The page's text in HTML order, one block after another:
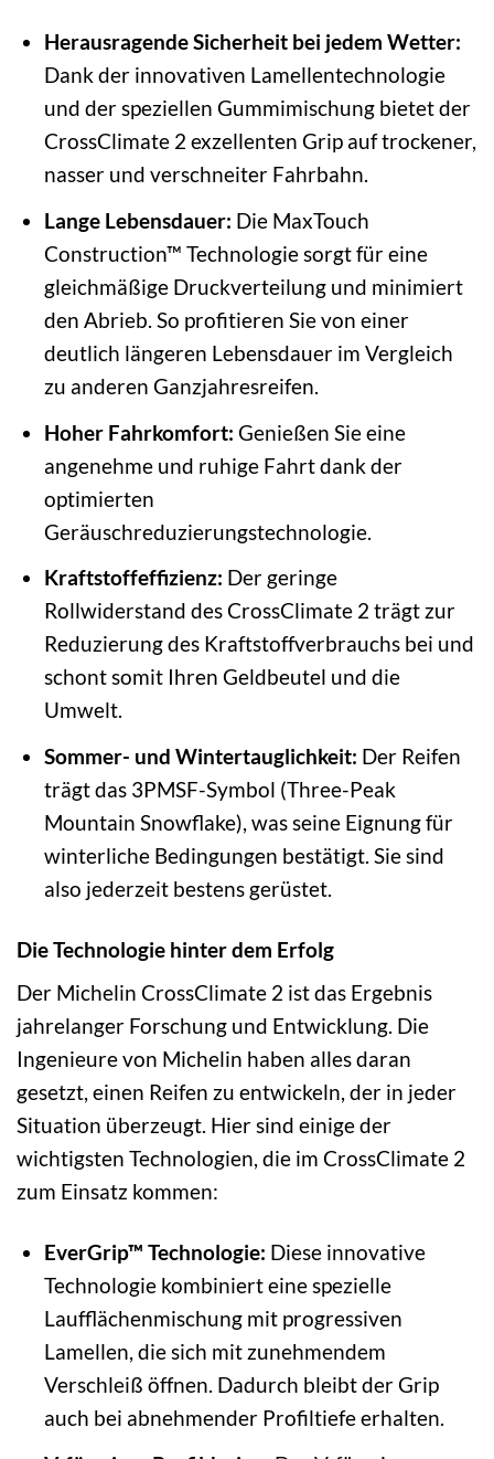
Herausragende Sicherheit bei jedem Wetter:
Dank der innovativen Lamellentechnologie
und der speziellen Gummimischung bietet der
CrossClimate 2 exzellenten Grip auf trockener,
nasser und verschneiter Fahrbahn.
Lange Lebensdauer: Die MaxTouch
Construction™ Technologie sorgt für eine
gleichmäßige Druckverteilung und minimiert
den Abrieb. So profitieren Sie von einer
deutlich längeren Lebensdauer im Vergleich
zu anderen Ganzjahresreifen.
Hoher Fahrkomfort: Genießen Sie eine
angenehme und ruhige Fahrt dank der
optimierten
Geräuschreduzierungstechnologie.
Kraftstoffeffizienz: Der geringe
Rollwiderstand des CrossClimate 2 trägt zur
Reduzierung des Kraftstoffverbrauchs bei und
schont somit Ihren Geldbeutel und die
Umwelt.
Sommer- und Wintertauglichkeit: Der Reifen
trägt das 3PMSF-Symbol (Three-Peak
Mountain Snowflake), was seine Eignung für
winterliche Bedingungen bestätigt. Sie sind
also jederzeit bestens gerüstet.
Die Technologie hinter dem Erfolg
Der Michelin CrossClimate 2 ist das Ergebnis
jahrelanger Forschung und Entwicklung. Die
Ingenieure von Michelin haben alles daran
gesetzt, einen Reifen zu entwickeln, der in jeder
Situation überzeugt. Hier sind einige der
wichtigsten Technologien, die im CrossClimate 2
zum Einsatz kommen:
EverGrip™ Technologie: Diese innovative
Technologie kombiniert eine spezielle
Laufflächenmischung mit progressiven
Lamellen, die sich mit zunehmendem
Verschleiß öffnen. Dadurch bleibt der Grip
auch bei abnehmender Profiltiefe erhalten.